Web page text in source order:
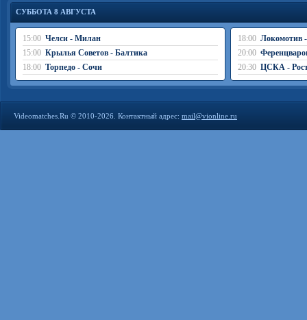
СУББОТА 8 АВГУСТА
15:00 Челси - Милан
15:00 Крылья Советов - Балтика
18:00 Торпедо - Сочи
18:00 Локомотив
20:00
20:30 ЦСКА -
Videomatches.Ru © 2010-2026. Контактный адрес: mail@vionline.ru